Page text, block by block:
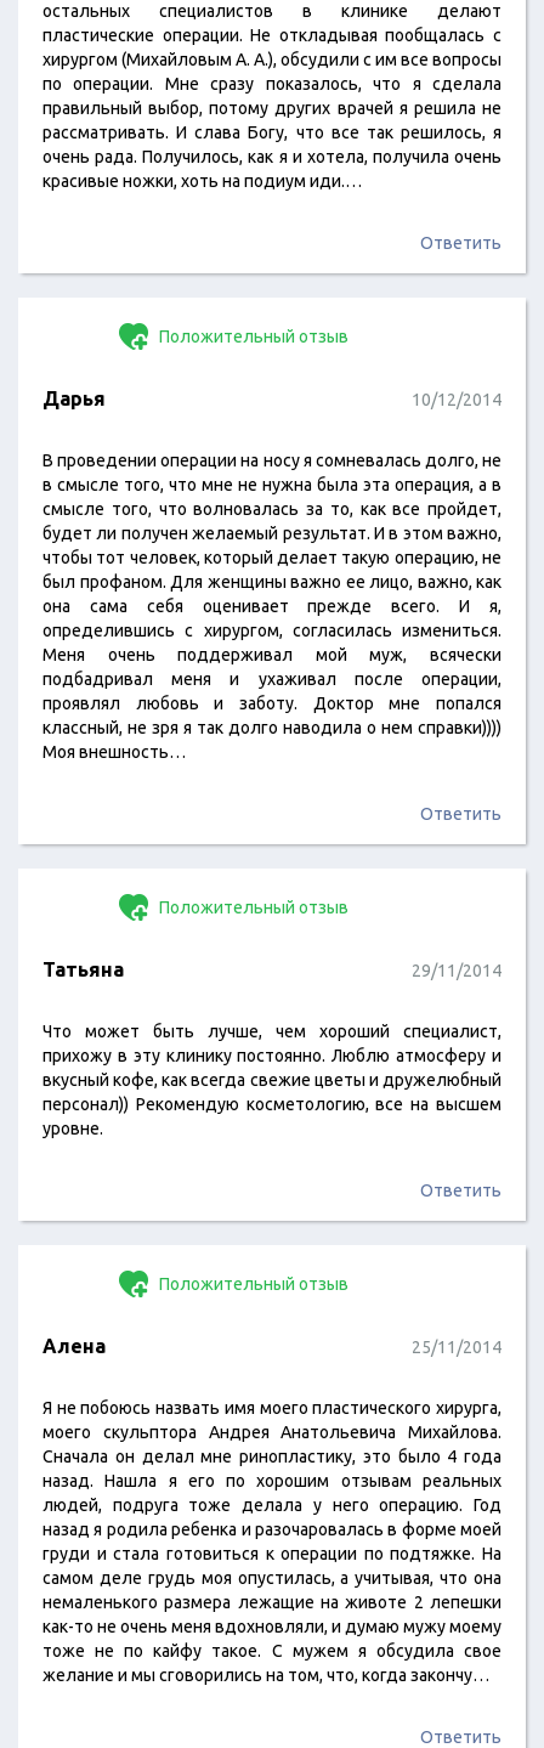
остальных специалистов в клинике делают
пластические операции. Не откладывая пообщалась с
хирургом (Михайловым А. А.), обсудили с им все вопросы
по операции. Мне сразу показалось, что я сделала
правильный выбор, потому других врачей я решила не
рассматривать. И слава Богу, что все так решилось, я
очень рада. Получилось, как я и хотела, получила очень
красивые ножки, хоть на подиум иди.…
Ответить
Положительный отзыв
Дарья 10/12/2014
В проведении операции на носу я сомневалась долго, не
в смысле того, что мне не нужна была эта операция, а в
смысле того, что волновалась за то, как все пройдет,
будет ли получен желаемый результат. И в этом важно,
чтобы тот человек, который делает такую операцию, не
был профаном. Для женщины важно ее лицо, важно, как
она сама себя оценивает прежде всего. И я,
определившись с хирургом, согласилась измениться.
Меня очень поддерживал мой муж, всячески
подбадривал меня и ухаживал после операции,
проявлял любовь и заботу. Доктор мне попался
классный, не зря я так долго наводила о нем справки))))
Моя внешность…
Ответить
Положительный отзыв
Татьяна 29/11/2014
Что может быть лучше, чем хороший специалист,
прихожу в эту клинику постоянно. Люблю атмосферу и
вкусный кофе, как всегда свежие цветы и дружелюбный
персонал)) Рекомендую косметологию, все на высшем
уровне.
Ответить
Положительный отзыв
Алена 25/11/2014
Я не побоюсь назвать имя моего пластического хирурга,
моего скульптора Андрея Анатольевича Михайлова.
Сначала он делал мне ринопластику, это было 4 года
назад. Нашла я его по хорошим отзывам реальных
людей, подруга тоже делала у него операцию. Год
назад я родила ребенка и разочаровалась в форме моей
груди и стала готовиться к операции по подтяжке. На
самом деле грудь моя опустилась, а учитывая, что она
немаленького размера лежащие на животе 2 лепешки
как-то не очень меня вдохновляли, и думаю мужу моему
тоже не по кайфу такое. С мужем я обсудила свое
желание и мы сговорились на том, что, когда закончу…
Ответить